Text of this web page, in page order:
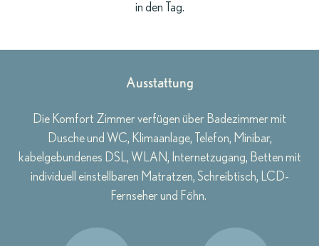
in den Tag.
Ausstattung
Die Komfort Zimmer verfügen über Badezimmer mit
Dusche und WC, Klimaanlage, Telefon, Minibar,
kabelgebundenes DSL, WLAN, Internetzugang, Betten mit
individuell einstellbaren Matratzen, Schreibtisch, LCD-
Fernseher und Föhn.